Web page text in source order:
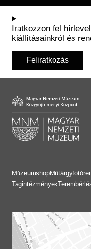
Iratkozzon fel
kiállításainkról és
Feliratkozás
Múzeumshop
Tagintézmények